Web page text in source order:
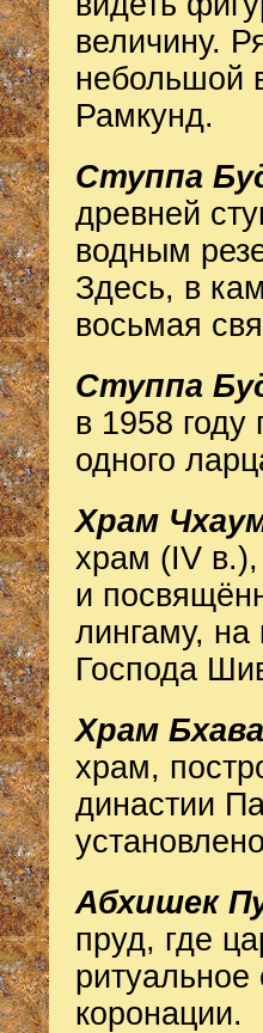
величину.
небольшой
Рамкунд.
Ступпа
древней
водным
Здесь, в
восьмая
Ступпа
в 1958
одного
Храм
храм (IV в.),
и
лингаму,
Господа
Храм
храм,
династии
Абхишек
пруд, где
коронации.